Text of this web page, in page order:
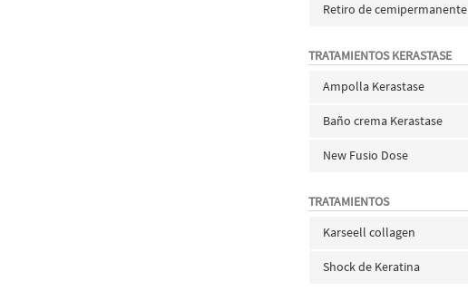
Retiro de cemipermanente
TRATAMIENTOS KERASTASE
Ampolla Kerastase
Baño crema Kerastase
New Fusio Dose
TRATAMIENTOS
Karseell collagen
Shock de Keratina